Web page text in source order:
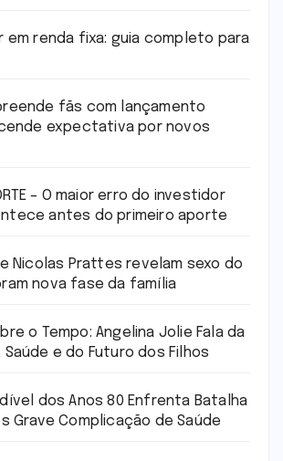
em renda fixa: guia completo para
fãs com lançamento
expectativa por novos
– O maior erro do investidor
antes do primeiro aporte
Nicolas Prattes revelam sexo do
nova fase da família
o Tempo: Angelina Jolie Fala da
e do Futuro dos Filhos
dos Anos 80 Enfrenta Batalha
Grave Complicação de Saúde